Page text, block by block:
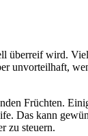
wird.
unvorteilhaft,
Früchten.
Das kann
zu steuern.